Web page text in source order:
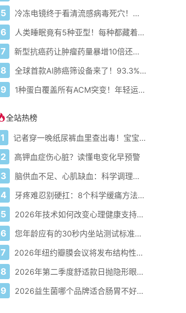
5 冷冻电镜终于看清流感病毒死穴！精准打击时代来了
6 人类睡眠竟有5种亚型！每种都藏着不同的健康密码
7 新型抗癌药让肿瘤药量暴增10倍还不伤身！精准导弹来了
8 全球首款AI肺癌筛设备来了！93.3%敏感92.4%特异99.9%阴性预测
9 1种蛋白覆盖所有ACM突变！年轻运动员的救命突破来了
全站热榜
1 记者穿一晚纸尿裤血里查出毒！宝宝血液浓度竟是成人的5倍？
2 高钾血症伤心脏？读懂电变化早预警
3 脑供血不足、心肌缺血：科学调理全攻略
4 牙疼难忍别硬扛：8个科学缓痛方法收好
5 2026年技术如何改变心理健康支持的获取方式
6 您年龄应有的30秒内坐站测试标准次数
7 2026年纽约瓣膜会议将发布结构性心脏病最新研究成果
8 2026年第二季度舒适款日抛隐形眼镜推荐，优瞳主打长效佩戴体验
9 2026益生菌哪个品牌适合肠胃不好的人，常年饱受肠胃病痛看过来，梳理实用十大品牌